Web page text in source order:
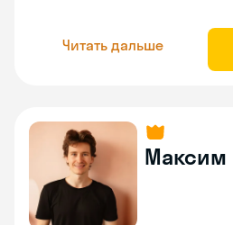
Читать дальше
Максим